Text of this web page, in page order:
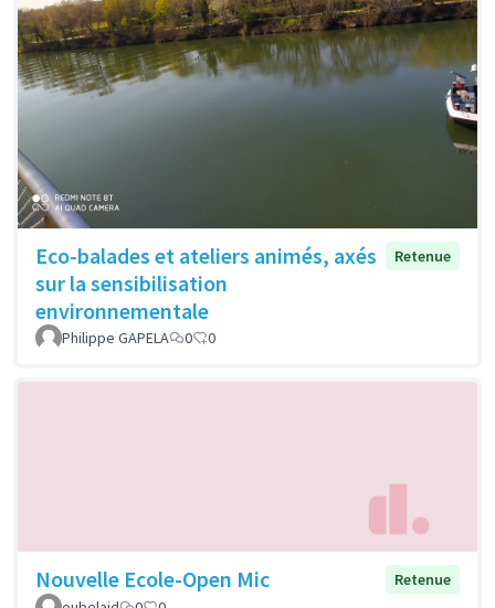
Eco-balades et ateliers animés, axés
sur la sensibilisation
environnementale
Retenue
Philippe GAPELA 0 0
Nouvelle Ecole-Open Mic
Retenue